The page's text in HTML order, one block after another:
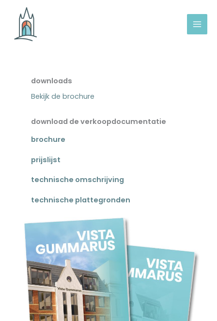
downloads
Bekijk de brochure
download de verkoopdocumentatie
brochure
prijslijst
technische omschrijving
technische plattegronden